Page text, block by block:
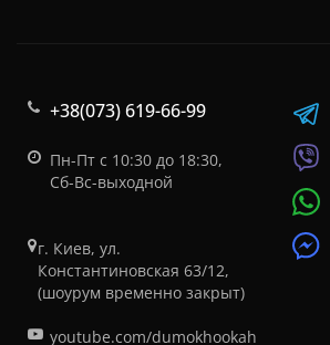
+38(073) 619-66-99
Пн-Пт с 10:30 до 18:30,
Сб-Вс-выходной
г. Киев, ул.
Константиновская 63/12,
(шоурум временно закрыт)
youtube.com/dumokhookah